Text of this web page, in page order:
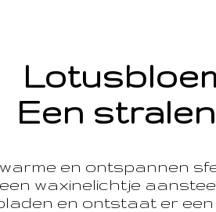
Een
en ontspannen
waxinelichtje
en ontstaat er